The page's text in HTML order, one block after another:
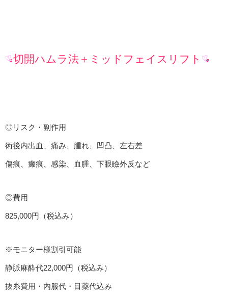
切開ハムラ法＋ミッドフェイスリフト
◎リスク・副作用
術後内出血、痛み、腫れ、凹凸、左右差
傷痕、瘢痕、感染、血腫、下眼瞼外反など
◎費用
825,000円（税込み）
※モニター様割引可能
静脈麻酔代22,000円（税込み）
抜糸費用・内服代・目薬代込み